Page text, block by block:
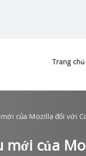
Trang chủ
của Mozilla đối với
mới của